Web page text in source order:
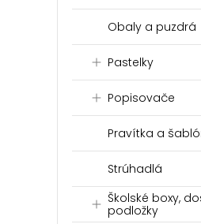
Obaly a puzdrá
Pastelky
Popisovače
Pravítka a
Strúhadlá
Školské boxy,
podložky